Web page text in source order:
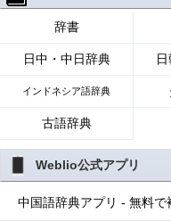
辞書
日中・中日辞典
インドネシア語辞典
古語辞典
Weblio公式アプリ
中国語辞典アプリ - 無料